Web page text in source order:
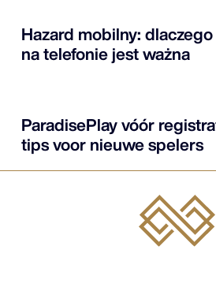
Hazard mobilny:
na telefonie jest ważna
ParadisePlay vóór
tips voor nieuwe spelers